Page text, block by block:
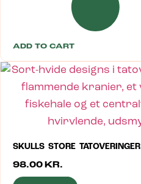
ADD TO CART
SKULLS STORE TATOVERINGER
98.00 KR.